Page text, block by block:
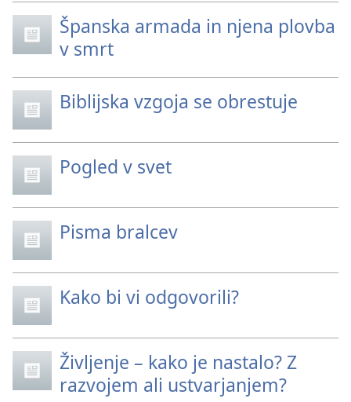
Španska armada in njena plovba
v smrt
Biblijska vzgoja se obrestuje
Pogled v svet
Pisma bralcev
Kako bi vi odgovorili?
Življenje – kako je nastalo? Z
razvojem ali ustvarjanjem?